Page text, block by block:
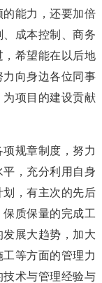
能力，还要加倍
成本控制、商务
希望能在以后地
向身边各位同事
项目的建设贡献
规章制度，努力
，充分利用自身
，有主次的先后
质保量的完成工
展大趋势，加大
等方面的管理力
术与管理经验与